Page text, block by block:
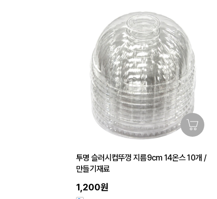
투명 슬러시컵뚜껑 지름9cm 14온스 10개 /
만들기재료
1,200원